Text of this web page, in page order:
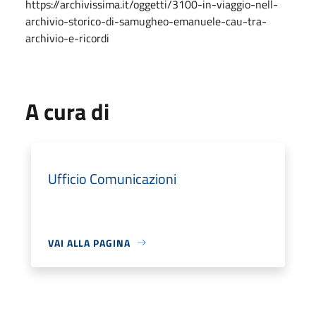
https://archivissima.it/oggetti/3100-in-viaggio-nell-
archivio-storico-di-samugheo-emanuele-cau-tra-
archivio-e-ricordi
A cura di
Ufficio Comunicazioni
VAI ALLA PAGINA